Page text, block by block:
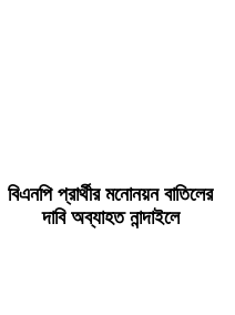
বিএনপি প্রার্থীর মনোনয়ন বাতিলের
দাবি অব্যাহত নান্দাইলে